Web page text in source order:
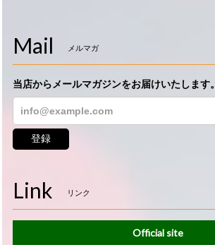
Mail メルマガ
当店からメールマガジンをお届けいたします。
登録
Link リンク
Official site